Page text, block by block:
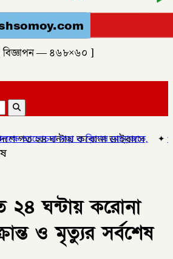
বিজ্ঞাপন — ৪৬৮×৬০ ]
ও বিশেষ মোনাজাত,✦গলাচিপায় ১০
গত ২৪ ঘন্টায় করোনা ভাইরাসে
২৪ ঘন্টায় করোনা
ও মৃত্যুর সর্বশেষ